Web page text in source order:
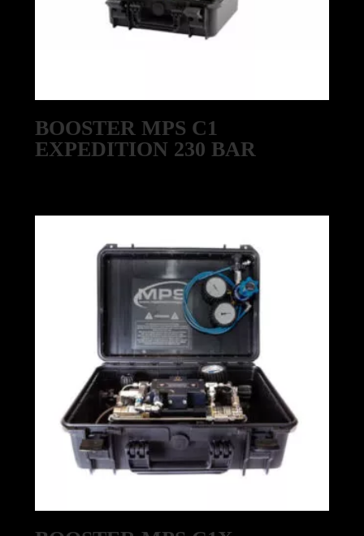
BOOSTER MPS C1
EXPEDITION 230 BAR